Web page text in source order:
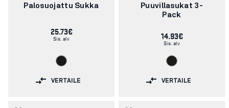
Palosuojattu Sukka
25.73€
Sis. alv
VERTAILE
Puuvillasukat 3-
Pack
14.93€
Sis. alv
VERTAILE